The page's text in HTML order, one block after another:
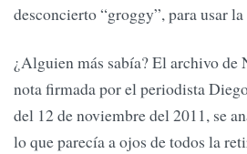
desconcierto “groggy”, para usar
¿Alguien más sabía? El archivo
nota firmada por el periodista
del 12 de noviembre del 2011, se
lo que parecía a ojos de todos la